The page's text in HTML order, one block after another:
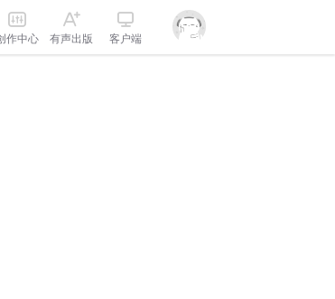
作中心 有声出版 客户端